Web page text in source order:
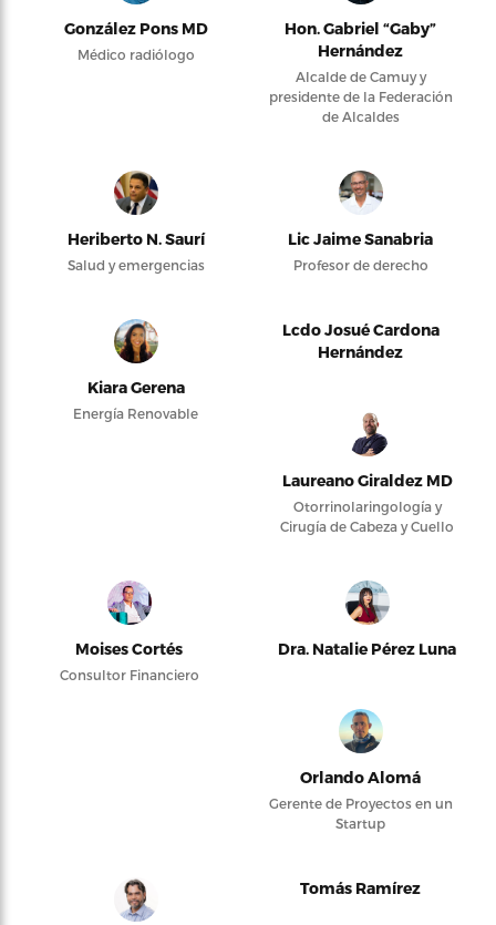
González Pons MD
Médico radiólogo
Hon. Gabriel “Gaby”
Hernández
Alcalde de Camuy y
presidente de la Federación
de Alcaldes
Heriberto N. Saurí
Salud y emergencias
Lic Jaime Sanabria
Profesor de derecho
Kiara Gerena
Energía Renovable
Lcdo Josué Cardona
Hernández
Laureano Giraldez MD
Otorrinolaringología y
Cirugía de Cabeza y Cuello
Moises Cortés
Consultor Financiero
Dra. Natalie Pérez Luna
Orlando Alomá
Gerente de Proyectos en un
Startup
Tomás Ramírez